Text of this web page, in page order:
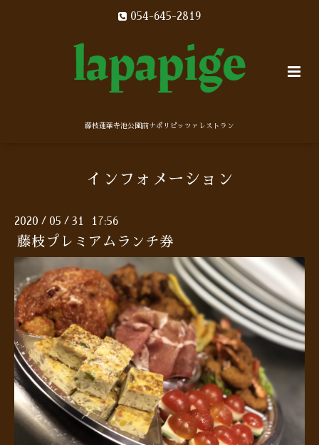
054-645-2819
藤枝蓮華寺池公園前ナポリピッツァレストラン
インフォメーション
2020 / 05 / 31 17:56
藤枝プレミアムランチ券